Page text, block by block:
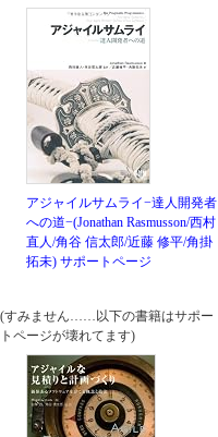
アジャイルサムライ−達人開発者
への道−(Jonathan Rasmusson/西村
直人/角谷 信太郎/近藤 修平/角掛
拓未) サポートページ
(すみません……以下の書籍はサポー
トページが壊れてます)